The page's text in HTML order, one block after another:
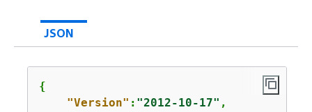
JSON
{
"Version" : "2012-10-17" ,